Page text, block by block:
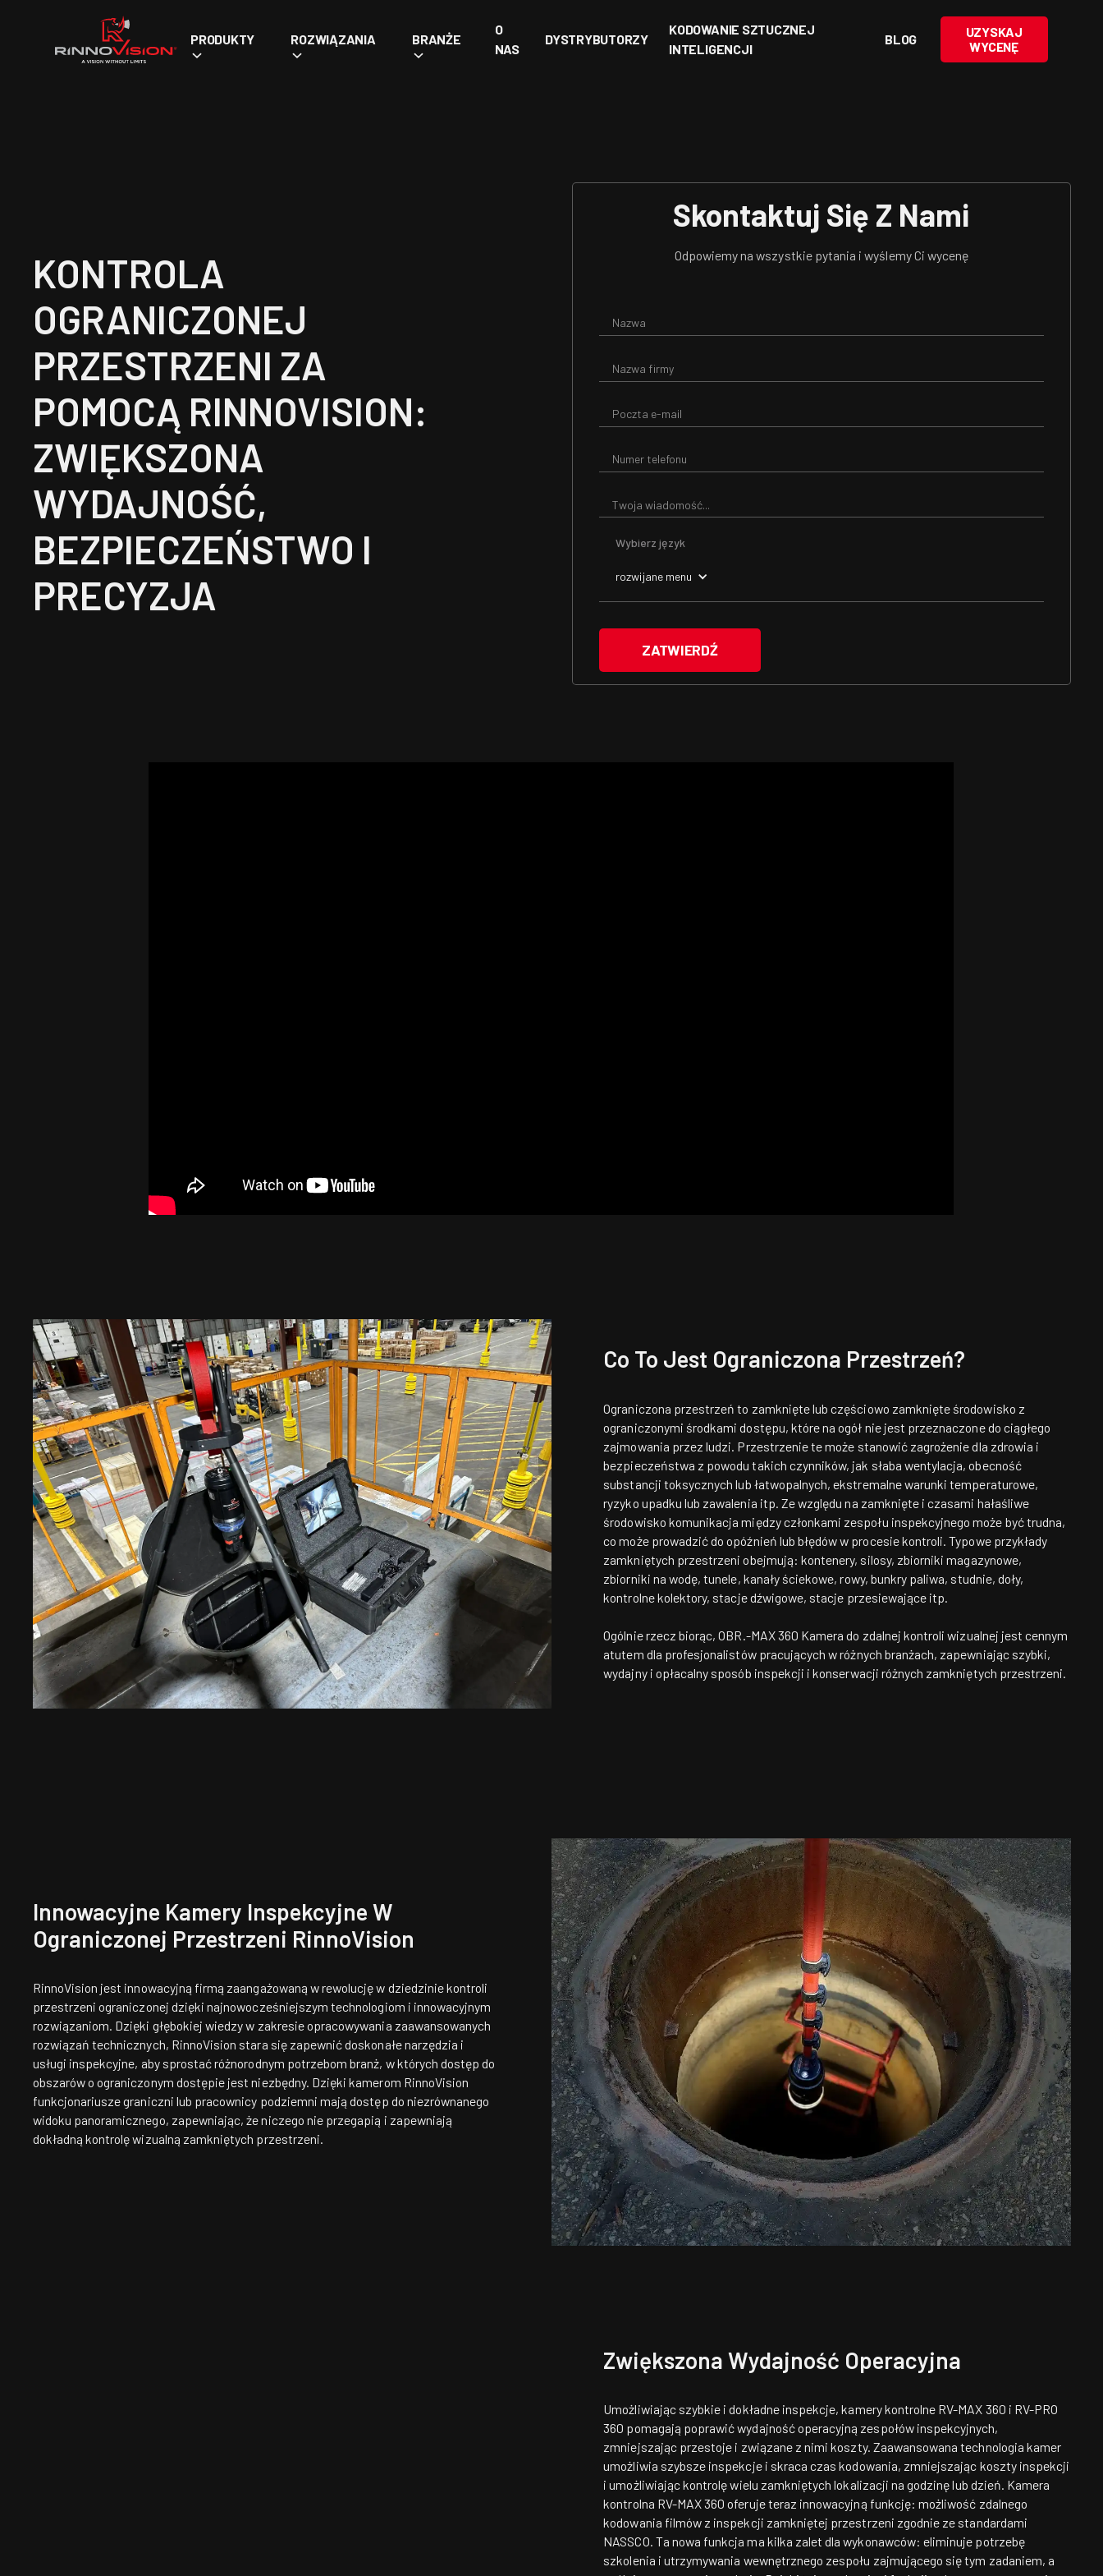
PRODUKTY ROZWIĄZANIA BRANŻE
O
NAS
DYSTRYBUTORZY
KODOWANIE SZTUCZNEJ
INTELIGENCJI
BLOG
UZYSKAJ
WYCENĘ
KONTROLA
OGRANICZONEJ
PRZESTRZENI ZA
POMOCĄ RINNOVISION:
ZWIĘKSZONA
WYDAJNOŚĆ,
BEZPIECZEŃSTWO I
PRECYZJA
Skontaktuj Się Z Nami
Odpowiemy na wszystkie pytania i wyślemy Ci wycenę
Wybierz język
rozwijane menu
Co To Jest Ograniczona Przestrzeń?
Ograniczona przestrzeń to zamknięte lub częściowo zamknięte środowisko z
ograniczonymi środkami dostępu, które na ogół nie jest przeznaczone do ciągłego
zajmowania przez ludzi. Przestrzenie te może stanowić zagrożenie dla zdrowia i
bezpieczeństwa z powodu takich czynników, jak słaba wentylacja, obecność
substancji toksycznych lub łatwopalnych, ekstremalne warunki temperaturowe,
ryzyko upadku lub zawalenia itp. Ze względu na zamknięte i czasami hałaśliwe
środowisko komunikacja między członkami zespołu inspekcyjnego może być trudna,
co może prowadzić do opóźnień lub błędów w procesie kontroli. Typowe przykłady
zamkniętych przestrzeni obejmują: kontenery, silosy, zbiorniki magazynowe,
zbiorniki na wodę, tunele, kanały ściekowe, rowy, bunkry paliwa, studnie, doły,
kontrolne kolektory, stacje dźwigowe, stacje przesiewające itp.
Ogólnie rzecz biorąc,OBR.-MAX 360 Kamera do zdalnej kontroli wizualnej jest cennym
atutem dla profesjonalistów pracujących w różnych branżach, zapewniając szybki,
wydajny i opłacalny sposób inspekcji i konserwacji różnych zamkniętych przestrzeni.
Innowacyjne Kamery Inspekcyjne W
Ograniczonej Przestrzeni RinnoVision
RinnoVision jest innowacyjną firmą zaangażowaną w rewolucję w dziedzinie kontroli
przestrzeni ograniczonej dzięki najnowocześniejszym technologiom i innowacyjnym
rozwiązaniom. Dzięki głębokiej wiedzy w zakresie opracowywania zaawansowanych
rozwiązań technicznych, RinnoVision stara się zapewnić doskonałe narzędzia i
usługi inspekcyjne, aby sprostać różnorodnym potrzebom branż, w których dostęp do
obszarów o ograniczonym dostępie jest niezbędny. Dzięki kamerom RinnoVision
funkcjonariusze graniczni lub pracownicy podziemni mają dostęp do niezrównanego
widoku panoramicznego, zapewniając, że niczego nie przegapią i zapewniają
dokładną kontrolę wizualną zamkniętych przestrzeni.
Zwiększona Wydajność Operacyjna
Umożliwiając szybkie i dokładne inspekcje, kamery kontrolne RV-MAX 360 i RV-PRO
360 pomagają poprawić wydajność operacyjną zespołów inspekcyjnych,
zmniejszając przestoje i związane z nimi koszty. Zaawansowana technologia kamer
umożliwia szybsze inspekcje i skraca czas kodowania, zmniejszając koszty inspekcji
i umożliwiając kontrolę wielu zamkniętych lokalizacji na godzinę lub dzień. Kamera
kontrolna RV-MAX 360 oferuje teraz innowacyjną funkcję: możliwość zdalnego
kodowania filmów z inspekcji zamkniętej przestrzeni zgodnie ze standardami
NASSCO. Ta nowa funkcja ma kilka zalet dla wykonawców: eliminuje potrzebę
szkolenia i utrzymywania wewnętrznego zespołu zajmującego się tym zadaniem, a